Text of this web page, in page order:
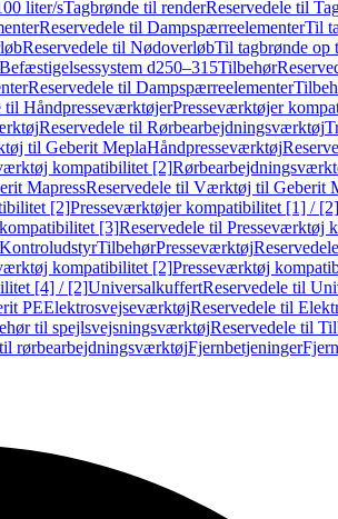
liter/sTagbrønde til renderReservedele til
Reservedele til DampspærreelementerTil
Reservedele til NødoverløbTil tagbrønde op
Befæstigelsessystem d250–315Tilbehør
Reservedele til Dampspærreelementer
til HåndpresseværktøjerPresseværktøjer
Reservedele til Rørbearbejdningsværktøj
til Geberit MeplaHåndpresseværktøj
kompatibilitet [2]
MapressReservedele til Værktøj til Geberit
[2]Presseværktøjer kompatibilitet [1] / [2]
[3]Reservedele til Presseværktøj
KontroludstyrTilbehørPresseværktøj
kompatibilitet [2]Presseværktøj
[4] / [2]UniversalkuffertReservedele til
PEElektrosvejseværktøjReservedele til
til spejlsvejsningsværktøjReservedele til
rørbearbejdningsværktøjFjernbetjeninger